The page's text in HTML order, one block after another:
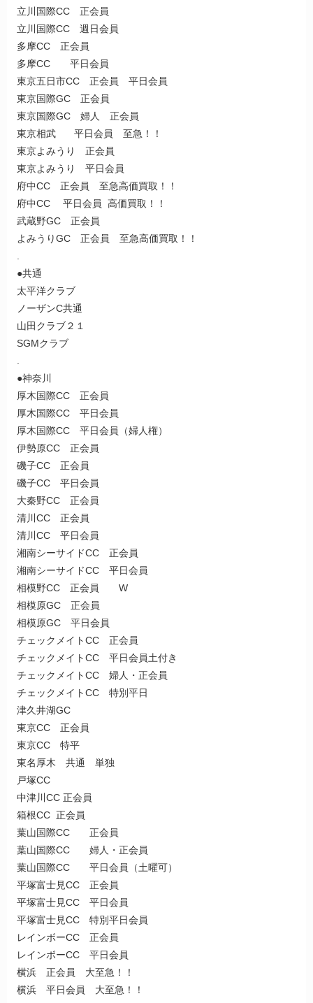
立川国際CC 正会員
立川国際CC 週日会員
多摩CC 正会員
多摩CC 平日会員
東京五日市CC 正会員 平日会員
東京国際GC 正会員
東京国際GC 婦人 正会員
東京相武 平日会員 至急！！
東京よみうり 正会員
東京よみうり 平日会員
府中CC 正会員 至急高価買取！！
府中CC 平日会員 高価買取！！
武蔵野GC 正会員
よみうりGC 正会員 至急高価買取！！
●共通
太平洋クラブ
ノーザンC共通
山田クラブ２１
SGMクラブ
●神奈川
厚木国際CC 正会員
厚木国際CC 平日会員
厚木国際CC 平日会員（婦人権）
伊勢原CC 正会員
磯子CC 正会員
磯子CC 平日会員
大秦野CC 正会員
清川CC 正会員
清川CC 平日会員
湘南シーサイドCC 正会員
湘南シーサイドCC 平日会員
相模野CC 正会員 W
相模原GC 正会員
相模原GC 平日会員
チェックメイトCC 正会員
チェックメイトCC 平日会員土付き
チェックメイトCC 婦人・正会員
チェックメイトCC 特別平日
津久井湖GC
東京CC 正会員
東京CC 特平
東名厚木 共通 単独
戸塚CC
中津川CC 正会員
箱根CC 正会員
葉山国際CC 正会員
葉山国際CC 婦人・正会員
葉山国際CC 平日会員（土曜可）
平塚富士見CC 正会員
平塚富士見CC 平日会員
平塚富士見CC 特別平日会員
レインボーCC 正会員
レインボーCC 平日会員
横浜 正会員 大至急！！
横浜 平日会員 大至急！！